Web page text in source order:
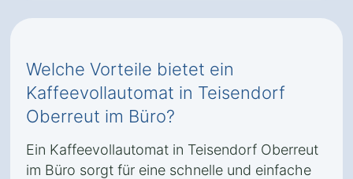
Welche Vorteile bietet ein
Kaffeevollautomat in Teisendorf
Oberreut im Büro?
Ein Kaffeevollautomat in Teisendorf Oberreut
im Büro sorgt für eine schnelle und einfache